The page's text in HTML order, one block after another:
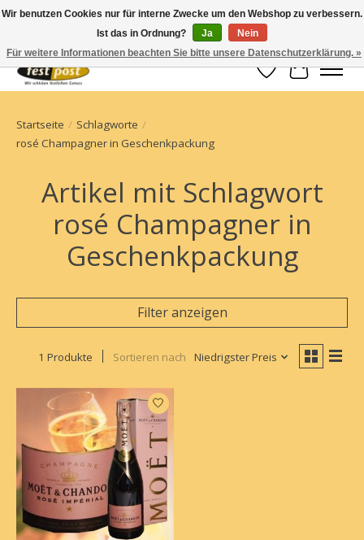
Champagner einfach geschickt
Wunschzettel
Ihr
Startseite / Schlagworte /
rosé Champagner in Geschenkpackung
Artikel mit Schlagwort
rosé Champagner in
Geschenkpackung
Filter anzeigen
1 Produkte Sortieren nach Niedrigster Preis
Wir benutzen Cookies nur für interne Zwecke um den Webshop zu verbessern.
Ist das in Ordnung?
Ja
Nein
Für weitere Informationen beachten Sie bitte unsere Datenschutzerklärung. »